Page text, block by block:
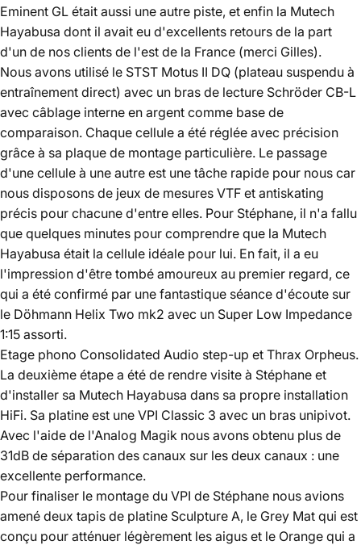
Eminent GL était aussi une autre piste, et enfin la Mutech
Hayabusa dont il avait eu d'excellents retours de la part
d'un de nos clients de l'est de la France (merci Gilles).
Nous avons utilisé le STST Motus II DQ (plateau suspendu à
entraînement direct) avec un bras de lecture Schröder CB-L
avec câblage interne en argent comme base de
comparaison. Chaque cellule a été réglée avec précision
grâce à sa plaque de montage particulière. Le passage
d'une cellule à une autre est une tâche rapide pour nous car
nous disposons de jeux de mesures VTF et antiskating
précis pour chacune d'entre elles. Pour Stéphane, il n'a fallu
que quelques minutes pour comprendre que la Mutech
Hayabusa était la cellule idéale pour lui. En fait, il a eu
l'impression d'être tombé amoureux au premier regard, ce
qui a été confirmé par une fantastique séance d'écoute sur
le Döhmann Helix Two mk2 avec un Super Low Impedance
1:15 assorti.
Etage phono Consolidated Audio step-up et Thrax Orpheus.
La deuxième étape a été de rendre visite à Stéphane et
d'installer sa Mutech Hayabusa dans sa propre installation
HiFi. Sa platine est une VPI Classic 3 avec un bras unipivot.
Avec l'aide de l'Analog Magik nous avons obtenu plus de
31dB de séparation des canaux sur les deux canaux : une
excellente performance.
Pour finaliser le montage du VPI de Stéphane nous avions
amené deux tapis de platine Sculpture A, le Grey Mat qui est
conçu pour atténuer légèrement les aigus et le Orange qui a